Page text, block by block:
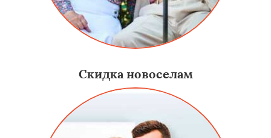
Скидка новоселам